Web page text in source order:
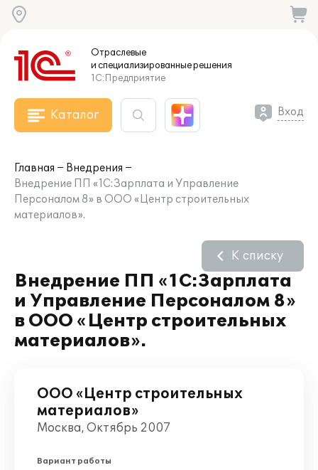
Отраслевые
и специализированныерешения
1С:Предприятие
Каталог Вход
Главная
Внедрения
Внедрение ПП «1С:Зарплата и Управление
Персоналом 8» в ООО «Центр строительных
материалов».
Внедрение ПП «1С:Зарплата
и Управление Персоналом 8»
в ООО «Центр строительных
материалов».
К списку
ООО «Центр строительных
материалов»
Москва, Октябрь 2007
Вариант работы